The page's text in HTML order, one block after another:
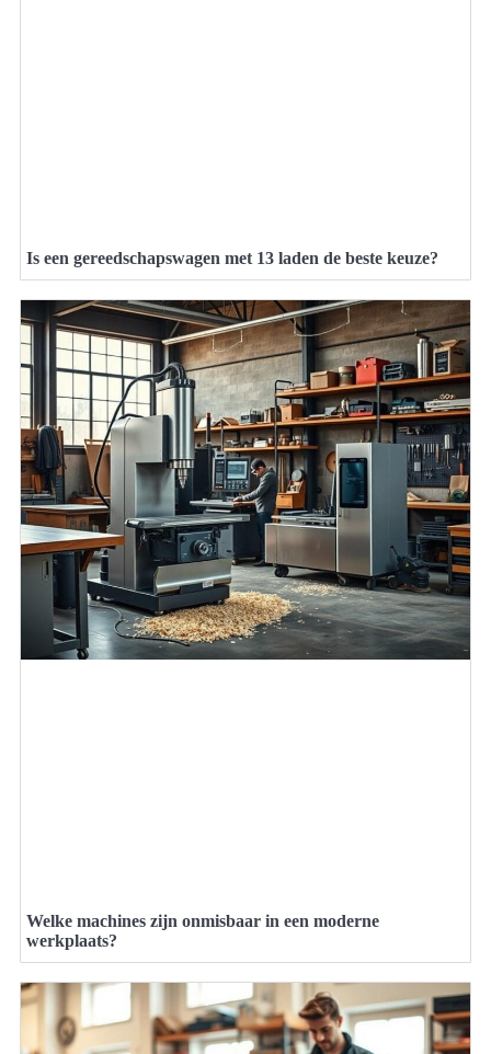
Is een gereedschapswagen met 13 laden de beste keuze?
Welke machines zijn onmisbaar in een moderne
werkplaats?